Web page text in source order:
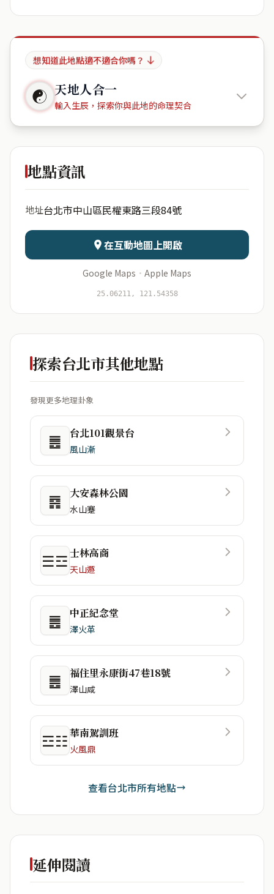
想知道此地點適不適合你嗎？
☯ 天地人合一
輸入生辰，探索你與此地的命理契合
三輝白宮
日期 出生時辰
資料僅用於即時分析，不會儲存於伺服器
地點資訊
地址台北市中山區民權東路三段84號
在互動地圖上開啟
Google Maps · Apple Maps
25.06211, 121.54358
探索台北市其他地點
發現更多地理卦象
䷌ 台北101觀景台
風山漸
䷴ 大安森林公園
水山蹇
☰☲士林高商
天山遯
䷌ 中正紀念堂
澤火革
䷌ 福住里永康街47巷18號
澤山咸
☲☷華南駕訓班
火風鼎
查看台北市所有地點
延伸閱讀